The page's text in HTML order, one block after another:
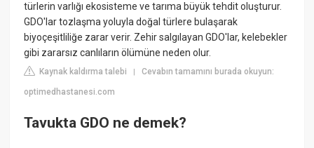
türlerin varlığı ekosisteme ve tarıma büyük tehdit oluşturur.
GDO'lar tozlaşma yoluyla doğal türlere bulaşarak
biyoçeşitliliğe zarar verir. Zehir salgılayan GDO'lar, kelebekler
gibi zararsız canlıların ölümüne neden olur.
Kaynak kaldırma talebi |Cevabın tamamını burada okuyun:
optimedhastanesi.com
Tavukta GDO ne demek?